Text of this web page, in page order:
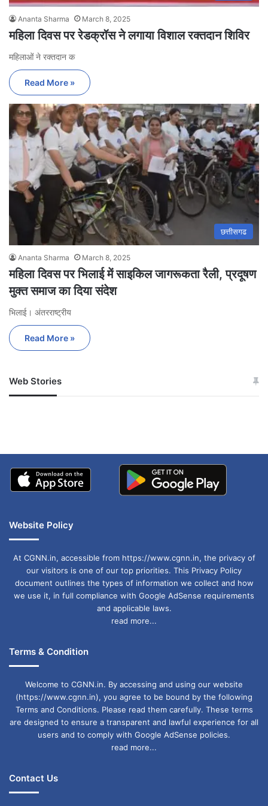
Ananta Sharma March 8, 2025
महिला दिवस पर रेडक्रॉस ने लगाया विशाल रक्तदान शिविर
महिलाओं ने रक्तदान क
Read More »
छत्तीसगढ
Ananta Sharma March 8, 2025
महिला दिवस पर भिलाई में साइकिल जागरूकता रैली, प्रदूषण
मुक्त समाज का दिया संदेश
भिलाई। अंतरराष्ट्रीय
Read More »
Web Stories
जम्मू-कश्मीर में बारिश से
अपडेट
खाई में धक्का… आरोपियों ने
Website Policy
At CGNN.in, accessible from https://www.cgnn.in, the privacy of
our visitors is one of our top priorities. This Privacy Policy
document outlines the types of information we collect and how
we use it, in full compliance with Google AdSense requirements
and applicable laws.
read more...
Terms & Condition
Welcome to CGNN.in. By accessing and using our website
(https://www.cgnn.in), you agree to be bound by the following
Terms and Conditions. Please read them carefully. These terms
are designed to ensure a transparent and lawful experience for all
users and to comply with Google AdSense policies.
read more...
Contact Us